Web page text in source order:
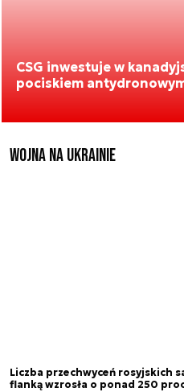
CSG inwestuje w
pociskiem
Wojna na Ukrainie
Liczba przechwyceń rosyjskich
flanką wzrosła o ponad 250